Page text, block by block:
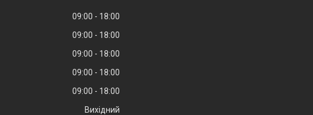
09:00
18:00
09:00
18:00
09:00
18:00
09:00
18:00
09:00
18:00
Вихідний